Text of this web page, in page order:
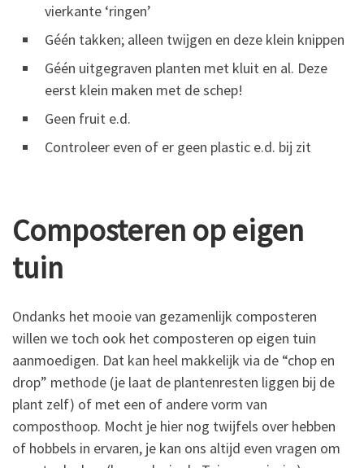
vierkante ‘ringen’
Géén takken; alleen twijgen en deze klein knippen
Géén uitgegraven planten met kluit en al. Deze
eerst klein maken met de schep!
Geen fruit e.d.
Controleer even of er geen plastic e.d. bij zit
Composteren op eigen
tuin
Ondanks het mooie van gezamenlijk composteren
willen we toch ook het composteren op eigen tuin
aanmoedigen. Dat kan heel makkelijk via de “chop en
drop” methode (je laat de plantenresten liggen bij de
plant zelf) of met een of andere vorm van
composthoop. Mocht je hier nog twijfels over hebben
of hobbels in ervaren, je kan ons altijd even vragen om